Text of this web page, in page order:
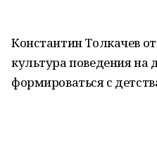
Константин Толкачев
культура поведения на
формироваться с